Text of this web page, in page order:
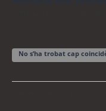
No s’ha trobat cap